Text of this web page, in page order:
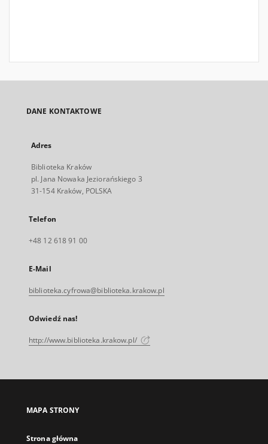
DANE KONTAKTOWE
Adres
Biblioteka Kraków
pl. Jana Nowaka Jeziorańskiego 3
31-154 Kraków, POLSKA
Telefon
+48 12 618 91 00
E-Mail
biblioteka.cyfrowa@biblioteka.krakow.pl
Odwiedź nas!
http://www.biblioteka.krakow.pl/
MAPA STRONY
Strona główna